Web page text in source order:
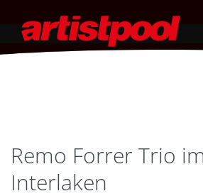
Remo Forrer Trio
Interlaken